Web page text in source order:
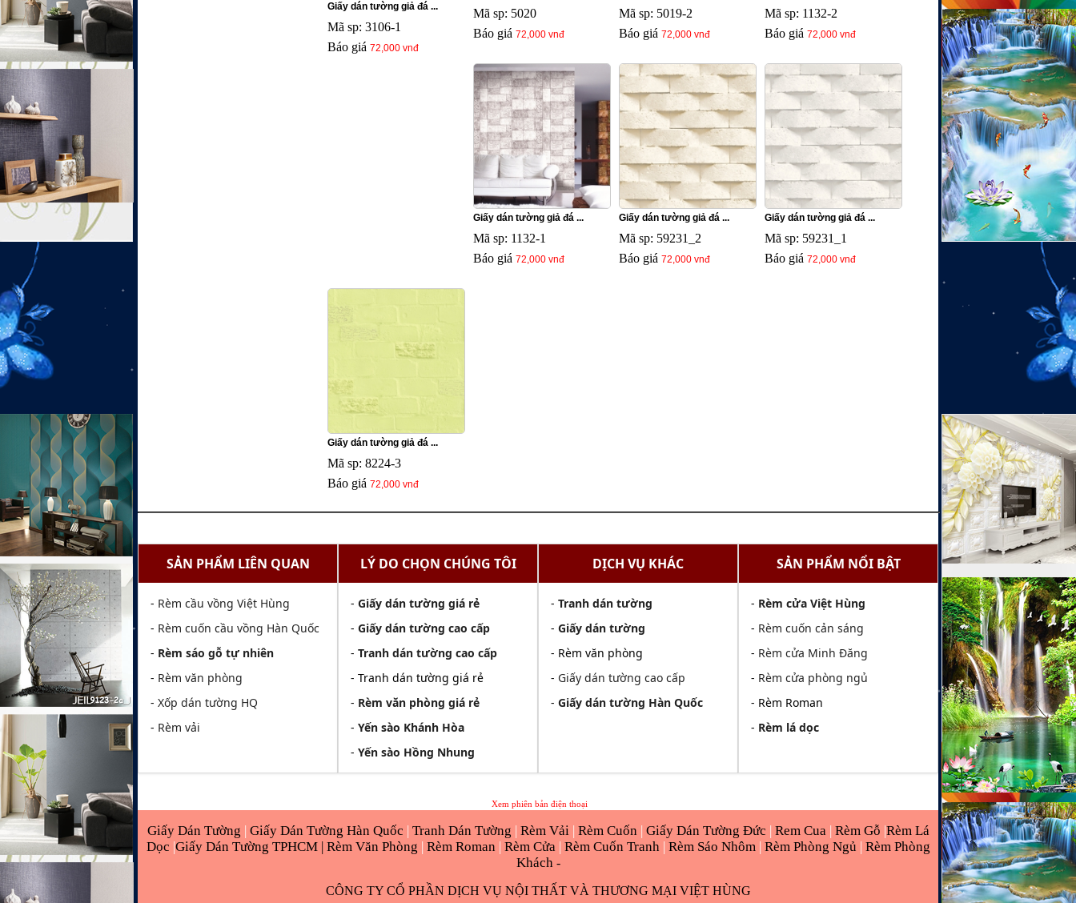
Giấy dán tường giả đá ...
Mã sp: 3106-1
Báo giá 72,000 vnđ
Mã sp: 5020
Báo giá 72,000 vnđ
Mã sp: 5019-2
Báo giá 72,000 vnđ
Mã sp: 1132-2
Báo giá 72,000 vnđ
Giấy dán tường giả đá ...
Mã sp: 1132-1
Báo giá 72,000 vnđ
Giấy dán tường giả đá ...
Mã sp: 59231_2
Báo giá 72,000 vnđ
Giấy dán tường giả đá ...
Mã sp: 59231_1
Báo giá 72,000 vnđ
Giấy dán tường giả đá ...
Mã sp: 8224-3
Báo giá 72,000 vnđ
SẢN PHẨM LIÊN QUAN
- Rèm cầu vồng Việt Hùng
- Rèm cuốn cầu vồng Hàn Quốc
- Rèm sáo gỗ tự nhiên
- Rèm văn phòng
- Xốp dán tường HQ
- Rèm vải
LÝ DO CHỌN CHÚNG TÔI
- Giấy dán tường giá rẻ
- Giấy dán tường cao cấp
- Tranh dán tường cao cấp
- Tranh dán tường giá rẻ
- Rèm văn phòng giá rẻ
- Yến sào Khánh Hòa
- Yến sào Hồng Nhung
DỊCH VỤ KHÁC
- Tranh dán tường
- Giấy dán tường
- Rèm văn phòng
- Giấy dán tường cao cấp
- Giấy dán tường Hàn Quốc
SẢN PHẨM NỔI BẬT
- Rèm cửa Việt Hùng
- Rèm cuốn cản sáng
- Rèm cửa Minh Đăng
- Rèm cửa phòng ngủ
- Rèm Roman
- Rèm lá dọc
Xem phiên bản điện thoại
Giấy Dán Tường | Giấy Dán Tường Hàn Quốc | Tranh Dán Tường | Rèm Vải | Rèm Cuốn | Giấy Dán Tường Đức | Rem Cua | Rèm Gỗ |Rèm Lá
Dọc |Giấy Dán Tường TPHCM | Rèm Văn Phòng | Rèm Roman| Rèm Cửa| Rèm Cuốn Tranh| Rèm Sáo Nhôm| Rèm Phòng Ngủ | Rèm Phòng
Khách -
CÔNG TY CỔ PHẦN DỊCH VỤ NỘI THẤT VÀ THƯƠNG MẠI VIỆT HÙNG